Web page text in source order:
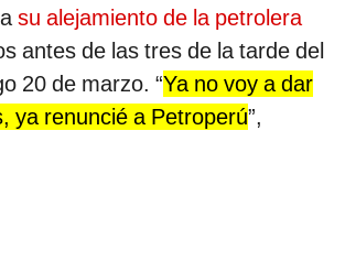
su alejamiento de la petrolera
antes de las tres de la tarde del
20 de marzo. “Ya no voy a dar
ya renuncié a Petroperú”,